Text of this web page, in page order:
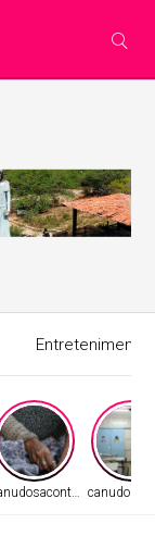
Entretenimento